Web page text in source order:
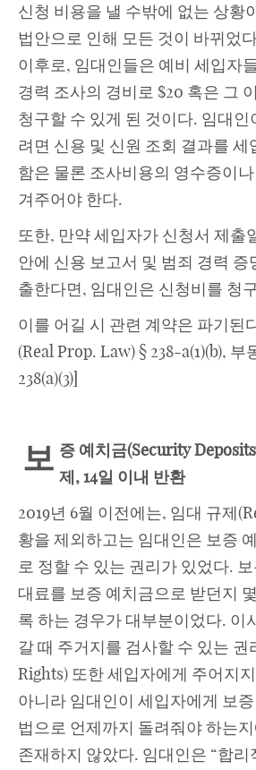
신청 비용을 낼 수밖에 없는 상황
법안으로 인해 모든 것이 바뀌었
이후로, 임대인들은 예비 세입자
경력 조사의 경비로 $20 혹은 그
청구할 수 있게 된 것이다. 임대인
려면 신용 및 신원 조회 결과를
함은 물론 조사비용의 영수증이
겨주어야 한다.
또한, 만약 세입자가 신청서 제출
안에 신용 보고서 및 범죄 경력 증
출한다면, 임대인은 신청비를 청
이를 어길 시 관련 계약은 파기된
(Real Prop. Law) § 238-a(1)(b), 부
238(a)(3)]
보 증 예치금(Security
제, 14일 이내 반환
2019년 6월 이전에는, 임대 규제
황을 제외하고는 임대인은 보증
로 정할 수 있는 권리가 있었다.
대료를 보증 예치금으로 받던지
록 하는 경우가 대부분이었다. 이
갈 때 주거지를 검사할 수 있는
Rights) 또한 세입자에게 주어지
아니라 임대인이 세입자에게 보
법으로 언제까지 돌려줘야 하는
존재하지 않았다. 임대인은 “합리